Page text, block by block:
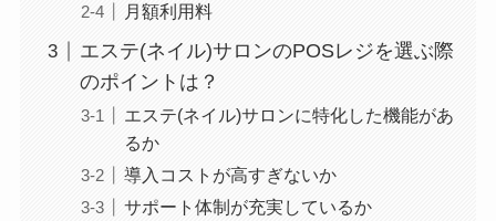
月額利用料
エステ(ネイル)サロンのPOSレジを選ぶ際
のポイントは？
エステ(ネイル)サロンに特化した機能があ
るか
導入コストが高すぎないか
サポート体制が充実しているか